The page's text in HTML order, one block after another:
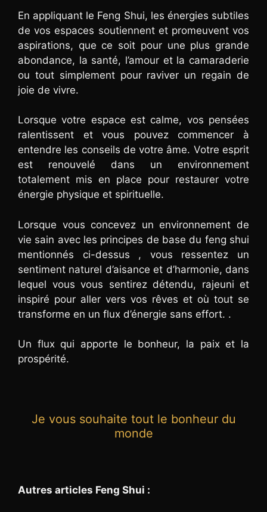
En appliquant le Feng Shui, les énergies subtiles
de vos espaces soutiennent et promeuvent vos
aspirations, que ce soit pour une plus grande
abondance, la santé, l’amour et la camaraderie
ou tout simplement pour raviver un regain de
joie de vivre.
Lorsque votre espace est calme, vos pensées
ralentissent et vous pouvez commencer à
entendre les conseils de votre âme. Votre esprit
est renouvelé dans un environnement
totalement mis en place pour restaurer votre
énergie physique et spirituelle.
Lorsque vous concevez un environnement de
vie sain avec les principes de base du feng shui
mentionnés ci-dessus , vous ressentez un
sentiment naturel d’aisance et d’harmonie, dans
lequel vous vous sentirez détendu, rajeuni et
inspiré pour aller vers vos rêves et où tout se
transforme en un flux d’énergie sans effort. .
Un flux qui apporte le bonheur, la paix et la
prospérité.
Je vous souhaite tout le bonheur du
monde
Autres articles Feng Shui :